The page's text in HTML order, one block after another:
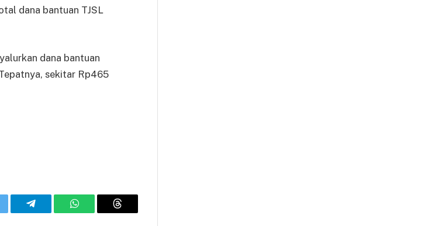
dana bantuan TJSL
dana bantuan
sekitar Rp465
Telegram WhatsAppThreads